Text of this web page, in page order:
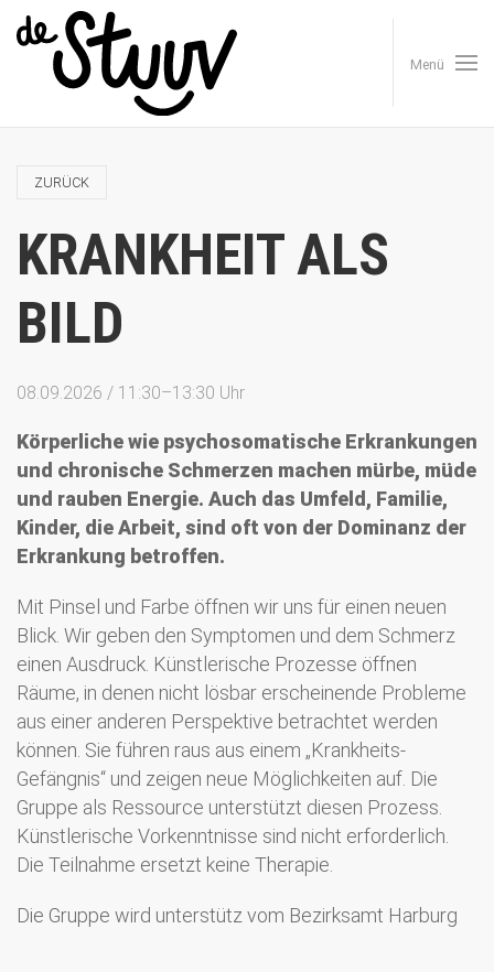
Menü
ZURÜCK
KRANKHEIT ALS
BILD
08.09.2026 / 11:30–13:30 Uhr
Körperliche wie psychosomatische Erkrankungen
und chronische Schmerzen machen mürbe, müde
und rauben Energie. Auch das Umfeld, Familie,
Kinder, die Arbeit, sind oft von der Dominanz der
Erkrankung betroffen.
Mit Pinsel und Farbe öffnen wir uns für einen neuen
Blick. Wir geben den Symptomen und dem Schmerz
einen Ausdruck. Künstlerische Prozesse öffnen
Räume, in denen nicht lösbar erscheinende Probleme
aus einer anderen Perspektive betrachtet werden
können. Sie führen raus aus einem „Krankheits-
Gefängnis“ und zeigen neue Möglichkeiten auf. Die
Gruppe als Ressource unterstützt diesen Prozess.
Künstlerische Vorkenntnisse sind nicht erforderlich.
Die Teilnahme ersetzt keine Therapie.
Die Gruppe wird unterstütz vom Bezirksamt Harburg